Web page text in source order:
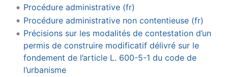
Procédure administrative (fr)
Procédure administrative non contentieuse (fr)
Précisions sur les modalités de contestation d’un
permis de construire modificatif délivré sur le
fondement de l’article L. 600-5-1 du code de
l’urbanisme